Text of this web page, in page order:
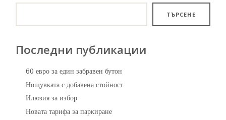
ТЪРСЕНЕ
Последни публикации
60 евро за един забравен бутон
Нощувката с добавена стойност
Илюзия за избор
Новата тарифа за паркиране